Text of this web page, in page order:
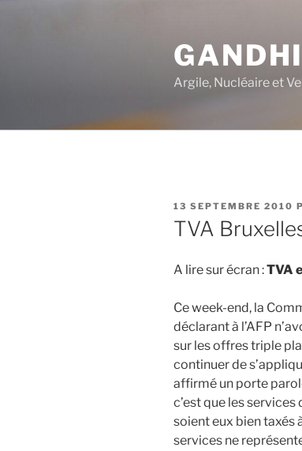
Argile, Nucléaire et
PUBLIÉ
LE
13 SEPTEMBRE 2010
TVA
A lire sur écran :TVA
Ce week-end, la
déclarant à l’AFP
sur les offres triple
continuer de
affirmé un porte
c’est que les
soient eux bien taxés
services ne